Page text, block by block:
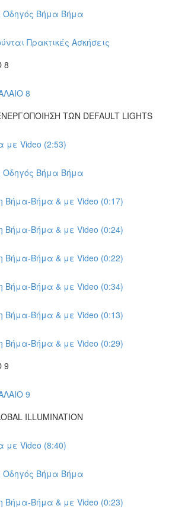
Οδηγός Βήμα Βήμα
Πρακτικές Ασκήσεις
8
8
ΤΩΝ DEFAULT LIGHTS
με Video (2:53)
Οδηγός Βήμα Βήμα
Βήμα-Βήμα & με Video (0:17)
Βήμα-Βήμα & με Video (0:24)
Βήμα-Βήμα & με Video (0:22)
Βήμα-Βήμα & με Video (0:34)
Βήμα-Βήμα & με Video (0:13)
Βήμα-Βήμα & με Video (0:29)
9
9
ILLUMINATION
με Video (8:40)
Οδηγός Βήμα Βήμα
Βήμα-Βήμα & με Video (0:23)